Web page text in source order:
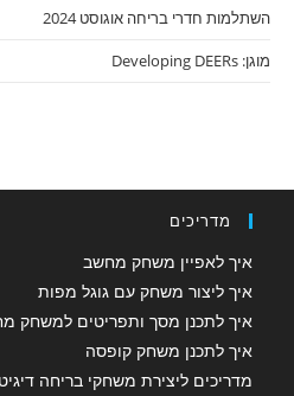
השתלמות חדרי בריחה אוגוסט 2024
מוגן: Developing DEERs
מדריכים
איך לאפיין משחק מחשב
איך ליצור משחק עם גוגל מפות
איך לתכנן מסך ותפריטים למשחק
איך לתכנן משחק קופסה
מדריכים ליצירת משחקי בריחה